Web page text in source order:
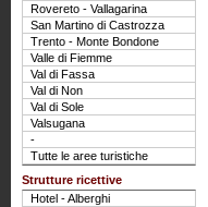
Rovereto - Vallagarina
San Martino di Castrozza
Trento - Monte Bondone
Valle di Fiemme
Val di Fassa
Val di Non
Val di Sole
Valsugana
-
Tutte le aree turistiche
Strutture ricettive
Hotel - Alberghi